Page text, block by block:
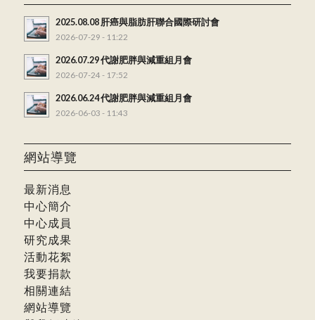
2025.08.08 肝癌與脂肪肝聯合國際研討會
2026-07-29 - 11:22
2026.07.29 代謝肥胖與減重組月會
2026-07-24 - 17:52
2026.06.24 代謝肥胖與減重組月會
2026-06-03 - 11:43
網站導覽
最新消息
中心簡介
中心成員
研究成果
活動花絮
我要捐款
相關連結
網站導覽